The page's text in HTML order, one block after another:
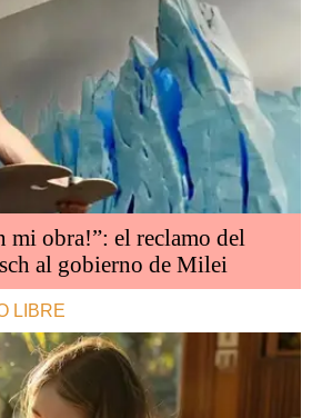
mi obra!”: el reclamo del
al gobierno de Milei
LIBRE